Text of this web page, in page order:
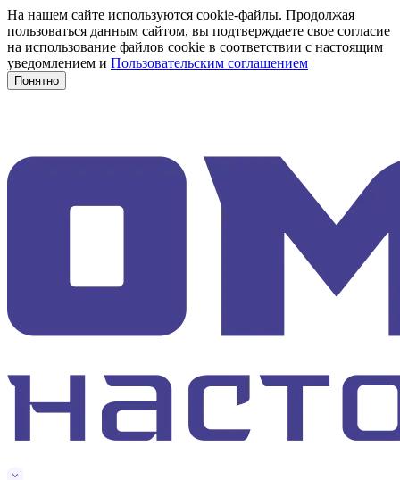
На нашем сайте используются cookie-файлы. Продолжая
пользоваться данным сайтом, вы подтверждаете свое согласие
на использование файлов cookie в соответствии с настоящим
уведомлением и Пользовательским соглашением
Понятно